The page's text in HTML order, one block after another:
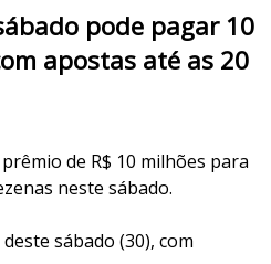
pode pagar 10
apostas até as 20
de R$ 10 milhões para
neste sábado.
sábado (30), com